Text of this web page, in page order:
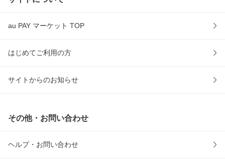
au PAY マーケット TOP
はじめてご利用の方
サイトからのお知らせ
その他・お問い合わせ
ヘルプ・お問い合わせ